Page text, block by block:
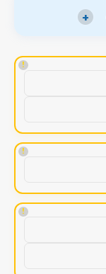
+
!
!
!